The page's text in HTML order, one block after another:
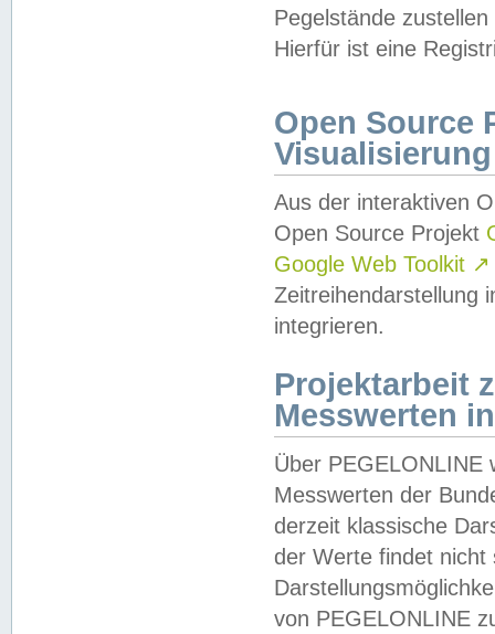
Pegelstände
Hierfür ist eine
Open Source
Visualisierung
Aus der interaktiven
Open Source Projekt
Google Web Toolkit ↗
Zeitreihendarstellung
integrieren.
Projektarbeit
Messwerten
Über PEGELONLINE
Messwerten der
derzeit klassische
der Werte findet
von PEGELONLINE